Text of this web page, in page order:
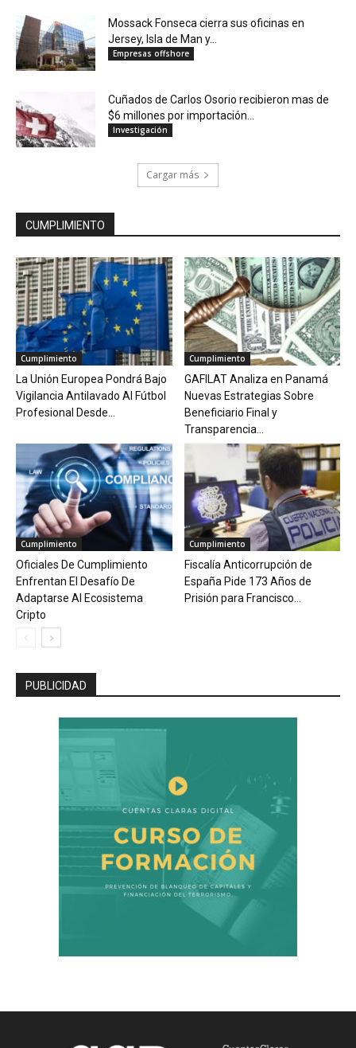
Mossack Fonseca cierra sus oficinas en
Jersey, Isla de Man y...
Empresas offshore
Cuñados de Carlos Osorio recibieron mas de
$6 millones por importación...
Investigación
Cargar más
CUMPLIMIENTO
Cumplimiento
La Unión Europea Pondrá Bajo
Vigilancia Antilavado Al Fútbol
Profesional Desde...
Cumplimiento
GAFILAT Analiza en Panamá
Nuevas Estrategias Sobre
Beneficiario Final y
Transparencia...
Cumplimiento
Oficiales De Cumplimiento
Enfrentan El Desafío De
Adaptarse Al Ecosistema
Cripto
Cumplimiento
Fiscalía Anticorrupción de
España Pide 173 Años de
Prisión para Francisco...
PUBLICIDAD